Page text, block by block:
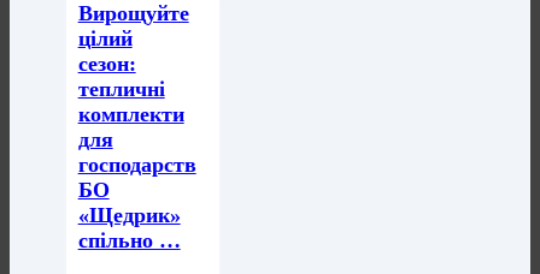
Вирощуйте
цілий
сезон:
тепличні
комплекти
для
господарств
БО
«Щедрик»
спільно …